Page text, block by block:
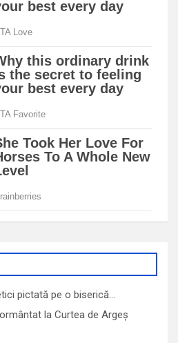
pictată pe o biserică…
la Curtea de Argeș